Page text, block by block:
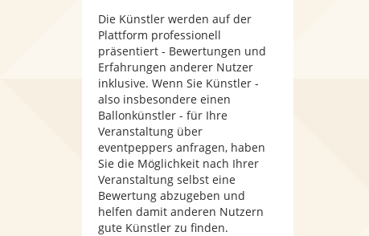
Die Künstler werden auf der
Plattform professionell
präsentiert - Bewertungen und
Erfahrungen anderer Nutzer
inklusive. Wenn Sie Künstler -
also insbesondere einen
Ballonkünstler - für Ihre
Veranstaltung über
eventpeppers anfragen, haben
Sie die Möglichkeit nach Ihrer
Veranstaltung selbst eine
Bewertung abzugeben und
helfen damit anderen Nutzern
gute Künstler zu finden.